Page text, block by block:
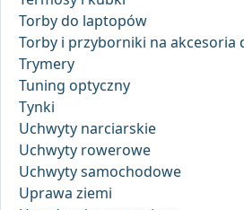
Torby do laptopów
Torby i przyborniki na akcesoria
Trymery
Tuning optyczny
Tynki
Uchwyty narciarskie
Uchwyty rowerowe
Uchwyty samochodowe
Uprawa ziemi